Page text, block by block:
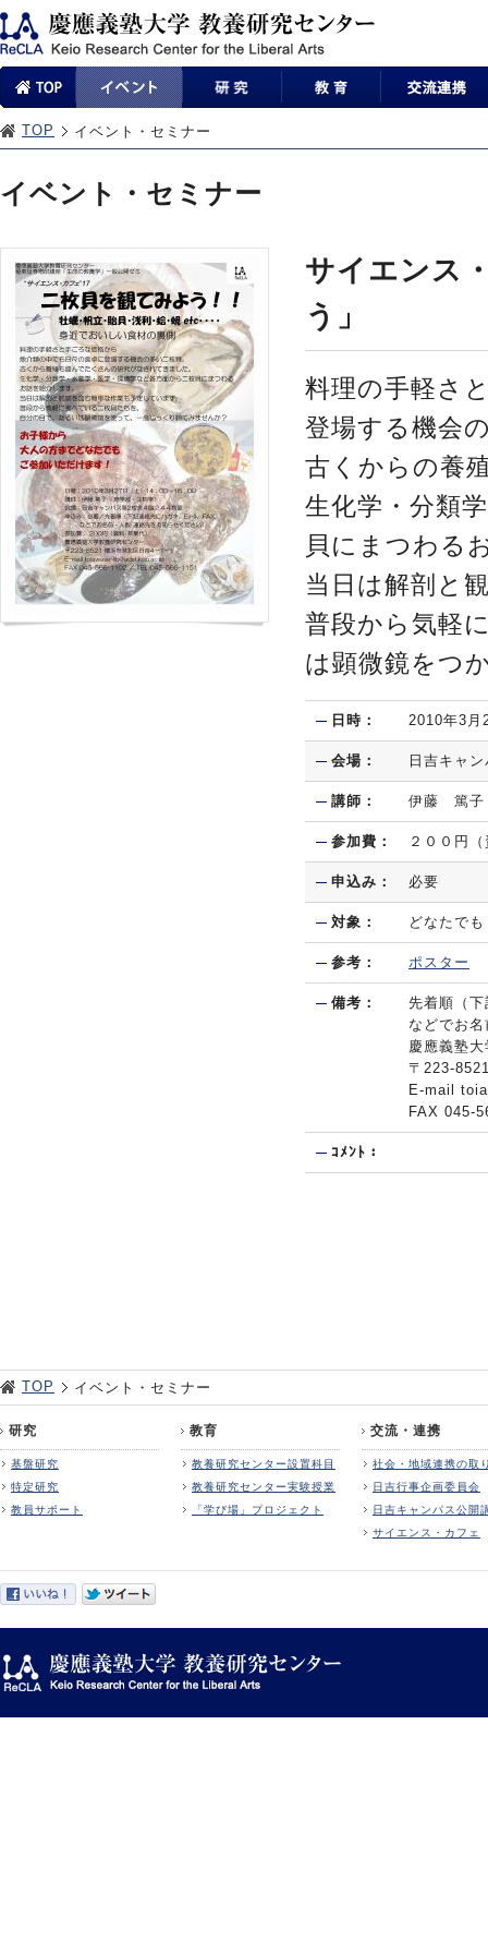
TOP イベント・セミナー
イベント・セミナー
サイエンス
う」
料理の手軽さ
登場する機会
古くからの養
生化学・分類
貝にまつわる
当日は解剖と
普段から気軽
は顕微鏡をつ
日時： 2010年3
会場： 日吉キャ
講師： 伊藤 篤子
参加費： ２００円
申込み： 必要
対象： どなたでも
参考： ポスター
備考：
先着順（
などでお
慶應義塾
〒223-
E-mail
FAX 045-
ｺﾒﾝﾄ：
TOP イベント・セミナー
研究
基盤研究
特定研究
教員サポート
教育
教養研究センター設置科目
教養研究センター実験授業
「学び場」プロジェクト
交流・連携
社会・地域連携の取
日吉行事企画委員会
日吉キャンパス公開
サイエンス・カフェ